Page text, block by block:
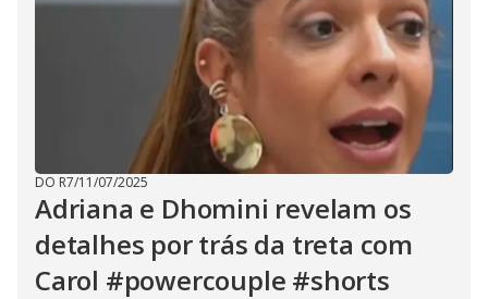
DO R7/11/07/2025
Adriana e Dhomini revelam os
detalhes por trás da treta com
Carol #powercouple #shorts